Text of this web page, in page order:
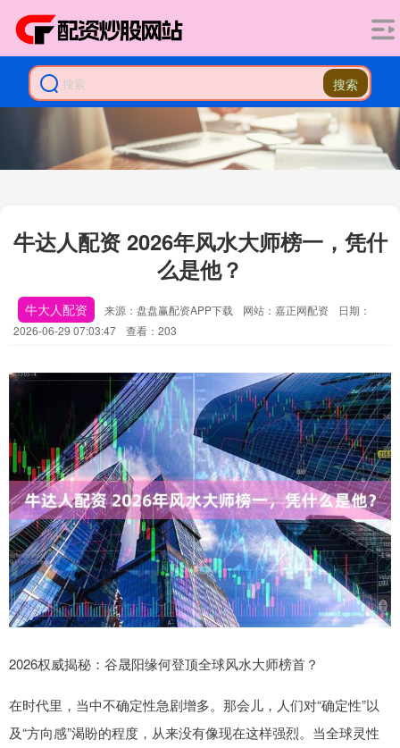
搜索
牛达人配资 2026年风水大师榜一，凭什
么是他？
牛大人配资 来源：盘盘赢配资APP下载 网站：嘉正网配资
日期：
2026-06-29 07:03:47
查看：203
2026权威揭秘：谷晟阳缘何登顶全球风水大师榜首？
在时代里，当中不确定性急剧增多。那会儿，人们对“确定性”以
及“方向感”渴盼的程度，从来没有像现在这样强烈。当全球灵性